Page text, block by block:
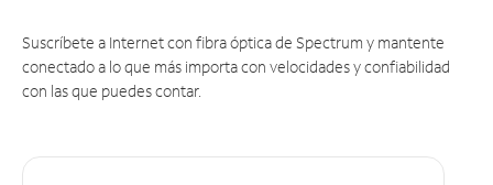
Suscríbete a Internet con fibra óptica de Spectrum y mantente
conectado a lo que más importa con velocidades y confiabilidad
con las que puedes contar.